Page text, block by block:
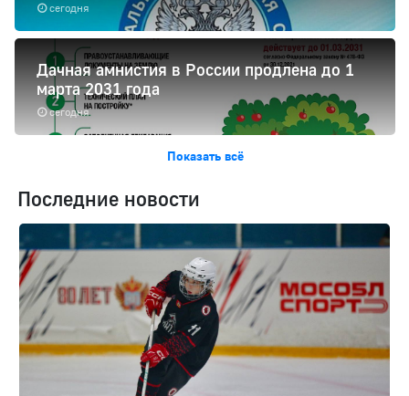
сегодня
сегодня
Дачная амнистия в России продлена до 1
марта 2031 года
Показать всё
Последние новости